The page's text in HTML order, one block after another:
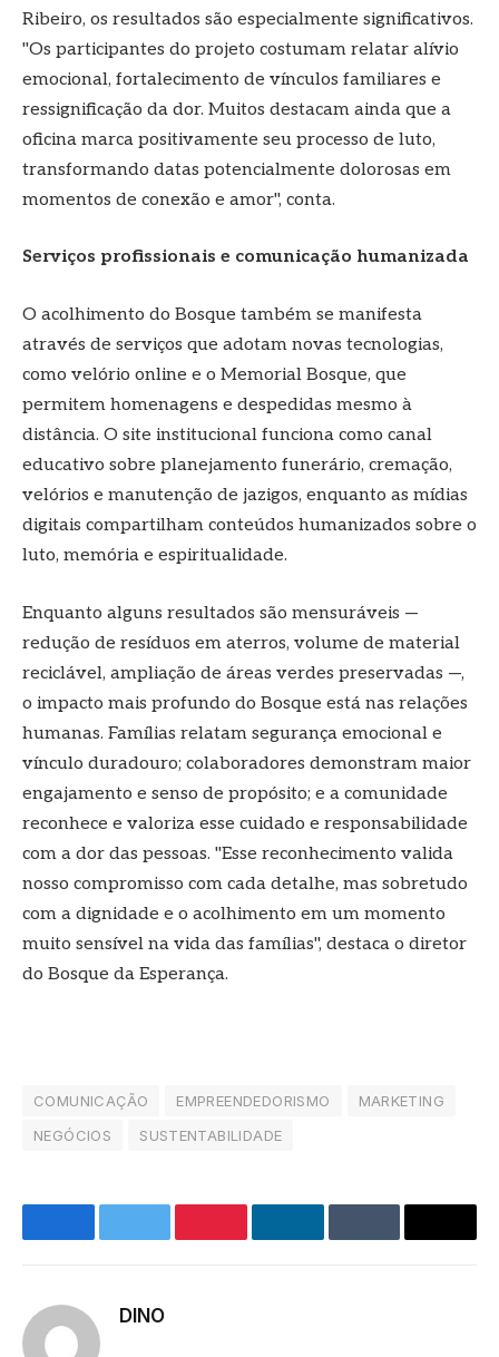
Ribeiro, os resultados são especialmente significativos.
"Os participantes do projeto costumam relatar alívio
emocional, fortalecimento de vínculos familiares e
ressignificação da dor. Muitos destacam ainda que a
oficina marca positivamente seu processo de luto,
transformando datas potencialmente dolorosas em
momentos de conexão e amor", conta.
Serviços profissionais e comunicação humanizada
O acolhimento do Bosque também se manifesta
através de serviços que adotam novas tecnologias,
como velório online e o Memorial Bosque, que
permitem homenagens e despedidas mesmo à
distância. O site institucional funciona como canal
educativo sobre planejamento funerário, cremação,
velórios e manutenção de jazigos, enquanto as mídias
digitais compartilham conteúdos humanizados sobre o
luto, memória e espiritualidade.
Enquanto alguns resultados são mensuráveis —
redução de resíduos em aterros, volume de material
reciclável, ampliação de áreas verdes preservadas —,
o impacto mais profundo do Bosque está nas relações
humanas. Famílias relatam segurança emocional e
vínculo duradouro; colaboradores demonstram maior
engajamento e senso de propósito; e a comunidade
reconhece e valoriza esse cuidado e responsabilidade
com a dor das pessoas. "Esse reconhecimento valida
nosso compromisso com cada detalhe, mas sobretudo
com a dignidade e o acolhimento em um momento
muito sensível na vida das famílias", destaca o diretor
do Bosque da Esperança.
COMUNICAÇÃO EMPREENDEDORISMO
MARKETING
NEGÓCIOS
SUSTENTABILIDADE
FacebookTwitter PinterestLinkedInTumblr E-
DINO